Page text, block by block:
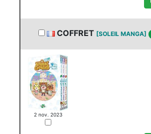
COFFRET [SOLEIL MANGA]
2 nov. 2023